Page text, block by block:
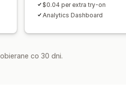
$0.04 per extra try-on
Analytics Dashboard
co 30 dni.